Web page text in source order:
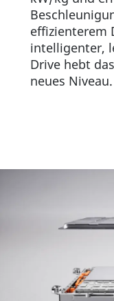
effizienterem
intelligenter,
Drive hebt
neues Niveau.